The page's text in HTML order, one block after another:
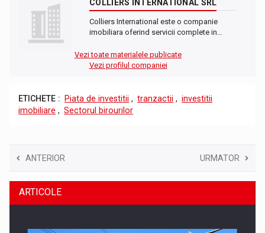
COLLIERS INTERNATIONAL SRL
Colliers International este o companie
imobiliara oferind servicii complete in…
Vezi toate materialele publicate
Vezi profilul companiei
ETICHETE : Piata de investitii , tranzactii , investitii
imobiliare , Sectorul birourilor
ANTERIOR URMATOR
ARTICOLE